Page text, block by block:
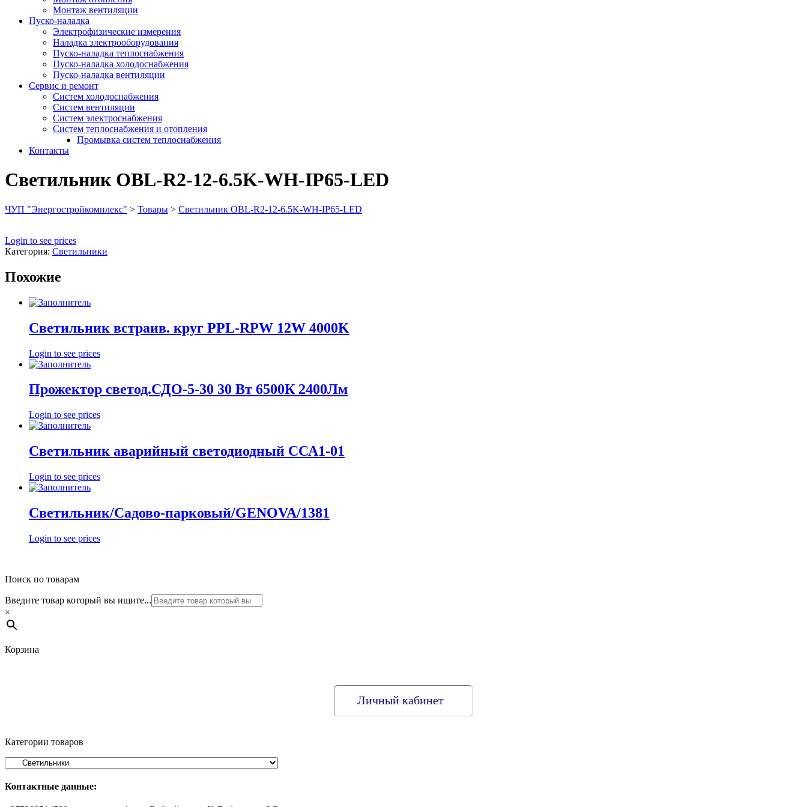
Монтаж вентиляции
Пуско-наладка
Электрофизические измерения
Наладка электрооборудования
Пуско-наладка теплоснабжения
Пуско-наладка холодоснабжения
Пуско-наладка вентиляции
Сервис и ремонт
Систем холодоснабжения
Систем вентиляции
Систем электроснабжения
Систем теплоснабжения и отопления
Промывка систем теплоснабжения
Контакты
Светильник OBL-R2-12-6.5K-WH-IP65-LED
ЧУП "Энергостройкомплекс" > Товары > Светильник OBL-R2-12-6.5K-WH-IP65-LED
Login to see prices
Категория: Светильники
Похожие
Светильник встраив. круг PPL-RPW 12W 4000K
Login to see prices
Прожектор светод.СДО-5-30 30 Вт 6500К 2400Лм
Login to see prices
Светильник аварийный светодиодный ССА1-01
Login to see prices
Светильник/Садово-парковый/GENOVA/1381
Login to see prices
Поиск по товарам
Введите товар который вы ищите...
×
Корзина
Личный кабинет
Категории товаров
Контактные данные: